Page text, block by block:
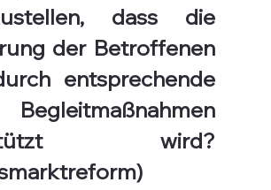
dass die
der Betroffenen
entsprechende
wird?